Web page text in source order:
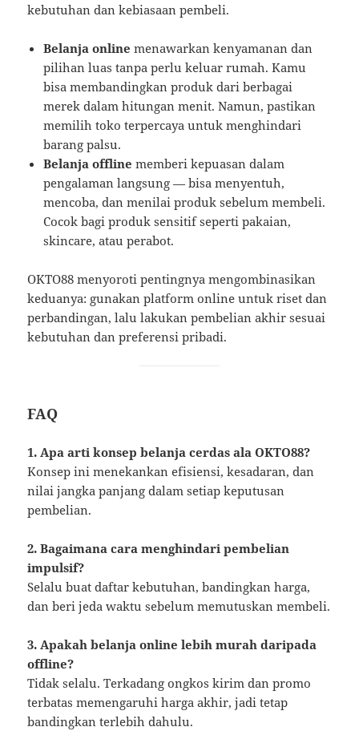
kebutuhan dan kebiasaan pembeli.
Belanja online menawarkan kenyamanan dan
pilihan luas tanpa perlu keluar rumah. Kamu
bisa membandingkan produk dari berbagai
merek dalam hitungan menit. Namun, pastikan
memilih toko terpercaya untuk menghindari
barang palsu.
Belanja offline memberi kepuasan dalam
pengalaman langsung — bisa menyentuh,
mencoba, dan menilai produk sebelum membeli.
Cocok bagi produk sensitif seperti pakaian,
skincare, atau perabot.
OKTO88 menyoroti pentingnya mengombinasikan
keduanya: gunakan platform online untuk riset dan
perbandingan, lalu lakukan pembelian akhir sesuai
kebutuhan dan preferensi pribadi.
FAQ
1. Apa arti konsep belanja cerdas ala OKTO88?
Konsep ini menekankan efisiensi, kesadaran, dan
nilai jangka panjang dalam setiap keputusan
pembelian.
2. Bagaimana cara menghindari pembelian
impulsif?
Selalu buat daftar kebutuhan, bandingkan harga,
dan beri jeda waktu sebelum memutuskan membeli.
3. Apakah belanja online lebih murah daripada
offline?
Tidak selalu. Terkadang ongkos kirim dan promo
terbatas memengaruhi harga akhir, jadi tetap
bandingkan terlebih dahulu.